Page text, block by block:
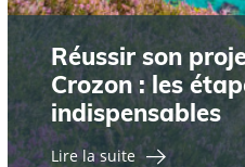
Réussir son
Crozon : les
indispensables
Lire la suite